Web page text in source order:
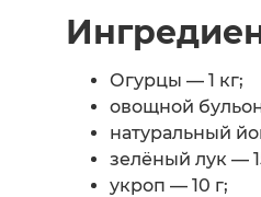
Огурцы — 1 кг;
овощной
натуральный
зелёный лук —
укроп — 10 г;